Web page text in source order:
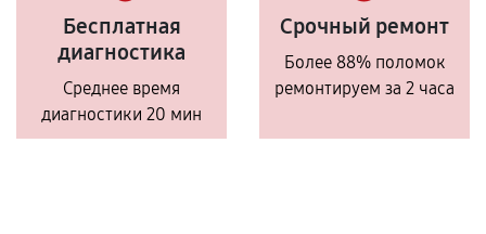
Бесплатная
диагностика
Среднее время
диагностики 20 мин
Срочный ремонт
Более 88% поломок
ремонтируем за 2 часа